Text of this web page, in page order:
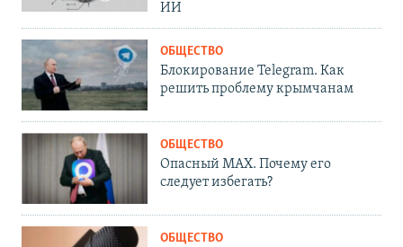
ИИ
ОБЩЕСТВО
Блокирование Telegram. Как
решить проблему крымчанам
ОБЩЕСТВО
Опасный MAX. Почему его
следует избегать?
ОБЩЕСТВО